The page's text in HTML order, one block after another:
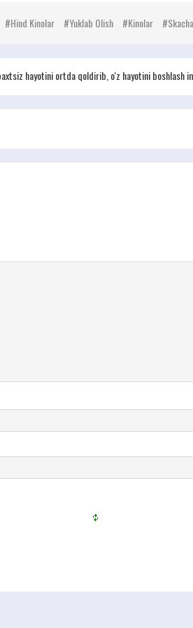
Hind Kinolar Yuklab Olish Kinolar
hayotini ortda qoldirib, o'z hayotini boshlash